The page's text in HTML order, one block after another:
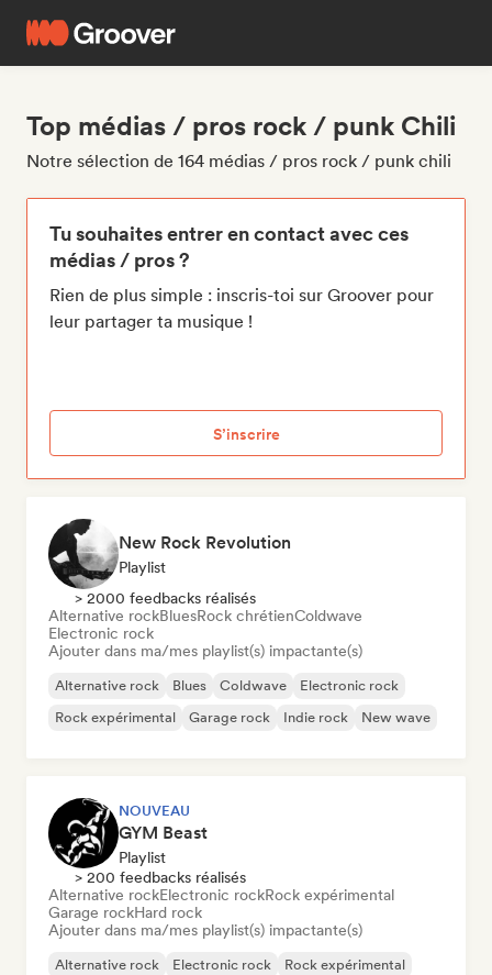
Top médias / pros rock / punk Chili
Notre sélection de 164 médias / pros rock / punk chili
Tu souhaites entrer en contact avec ces
médias / pros ?
Rien de plus simple : inscris-toi sur Groover pour
leur partager ta musique !
S’inscrire
New Rock Revolution
Playlist
> 2000 feedbacks réalisés
Alternative rockBluesRock chrétienColdwave
Electronic rock
Ajouter dans ma/mes playlist(s) impactante(s)
Alternative rock Blues Coldwave
Electronic rock
Rock expérimental
Garage rock Indie rock New wave
NOUVEAU
GYM Beast
Playlist
> 200 feedbacks réalisés
Alternative rockElectronic rockRock expérimental
Garage rockHard rock
Ajouter dans ma/mes playlist(s) impactante(s)
Alternative rock Electronic rock
Rock expérimental